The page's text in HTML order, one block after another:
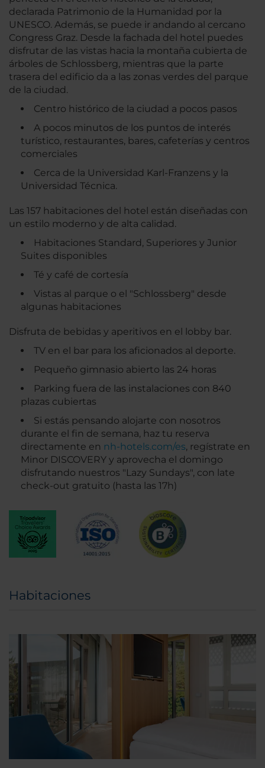
declarada Patrimonio de la Humanidad por la
UNESCO. Además, se puede ir andando al cercano
Congress Graz. Desde la fachada del hotel puedes
disfrutar de las vistas hacia la montaña cubierta de
árboles de Schlossberg, mientras que la parte
trasera del edificio da a las zonas verdes del parque
de la ciudad.
Centro histórico de la ciudad a pocos pasos
A pocos minutos de los puntos de interés
turístico, restaurantes, bares, cafeterías y centros
comerciales
Cerca de la Universidad Karl-Franzens y la
Universidad Técnica.
Las 157 habitaciones del hotel están diseñadas con
un estilo moderno y de alta calidad.
Habitaciones Standard, Superiores y Junior
Suites disponibles
Té y café de cortesía
Vistas al parque o el "Schlossberg" desde
algunas habitaciones
Disfruta de bebidas y aperitivos en el lobby bar.
TV en el bar para los aficionados al deporte.
Pequeño gimnasio abierto las 24 horas
Parking fuera de las instalaciones con 840
plazas cubiertas
Si estás pensando alojarte con nosotros
durante el fin de semana, haz tu reserva
directamente en nh-hotels.com/es, regístrate en
Minor DISCOVERY y aprovecha el domingo
disfrutando nuestros "Lazy Sundays", con late
check-out gratuito (hasta las 17h)
Habitaciones